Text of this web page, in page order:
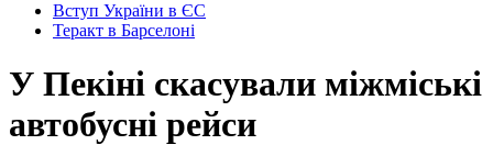
Вступ України в ЄС
Теракт в Барселоні
У Пекіні скасували міжміські
автобусні рейси